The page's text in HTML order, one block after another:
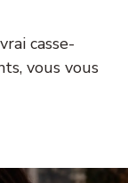
casse-
vous vous